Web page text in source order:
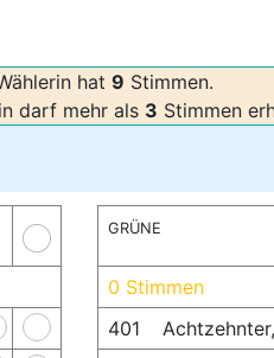
hat 9 Stimmen.
darf mehr als 3 Stimmen
GRÜNE
0 Stimmen
401